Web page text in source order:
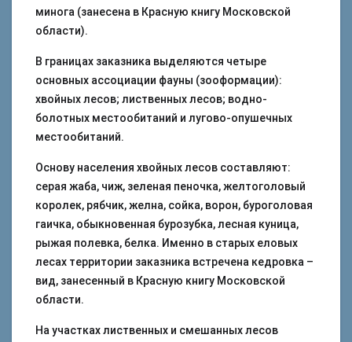
минога (занесена в Красную книгу Московской
области).
В границах заказника выделяются четыре
основных ассоциации фауны (зооформации):
хвойных лесов; лиственных лесов; водно-
болотных местообитаний и лугово-опушечных
местообитаний.
Основу населения хвойных лесов составляют:
серая жаба, чиж, зеленая пеночка, желтоголовый
королек, рябчик, желна, сойка, ворон, буроголовая
гаичка, обыкновенная бурозубка, лесная куница,
рыжая полевка, белка. Именно в старых еловых
лесах территории заказника встречена кедровка –
вид, занесенный в Красную книгу Московской
области.
На участках лиственных и смешанных лесов